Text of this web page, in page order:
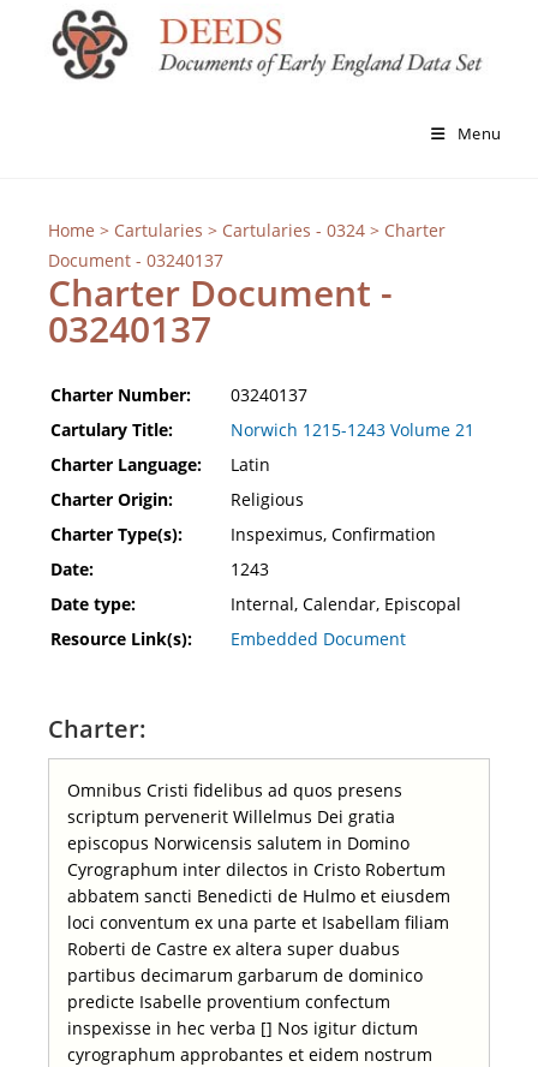
Menu
Home > Cartularies > Cartularies - 0324> Charter
Document - 03240137
Charter Document -
03240137
Charter Number:
03240137
Cartulary Title:
Norwich 1215-1243 Volume 21
Charter Language:
Latin
Charter Origin:
Religious
Charter Type(s):
Inspeximus, Confirmation
Date:
1243
Date type:
Internal, Calendar, Episcopal
Resource Link(s):
Embedded Document
Charter:
Omnibus Cristi fidelibus ad quos presens
scriptum pervenerit Willelmus Dei gratia
episcopus Norwicensis salutem in Domino
Cyrographum inter dilectos in Cristo Robertum
abbatem sancti Benedicti de Hulmo et eiusdem
loci conventum ex una parte et Isabellam filiam
Roberti de Castre ex altera super duabus
partibus decimarum garbarum de dominico
predicte Isabelle proventium confectum
inspexisse in hec verba [] Nos igitur dictum
cyrographum approbantes et eidem nostrum